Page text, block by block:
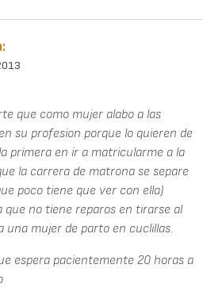
que como mujer alabo a las
su profesion porque lo quieren de
primera en ir a matricularme a la
la carrera de matrona se separe
poco tiene que ver con ella)
que no tiene reparos en tirarse al
una mujer de parto en cuclillas.
espera pacientemente 20 horas a